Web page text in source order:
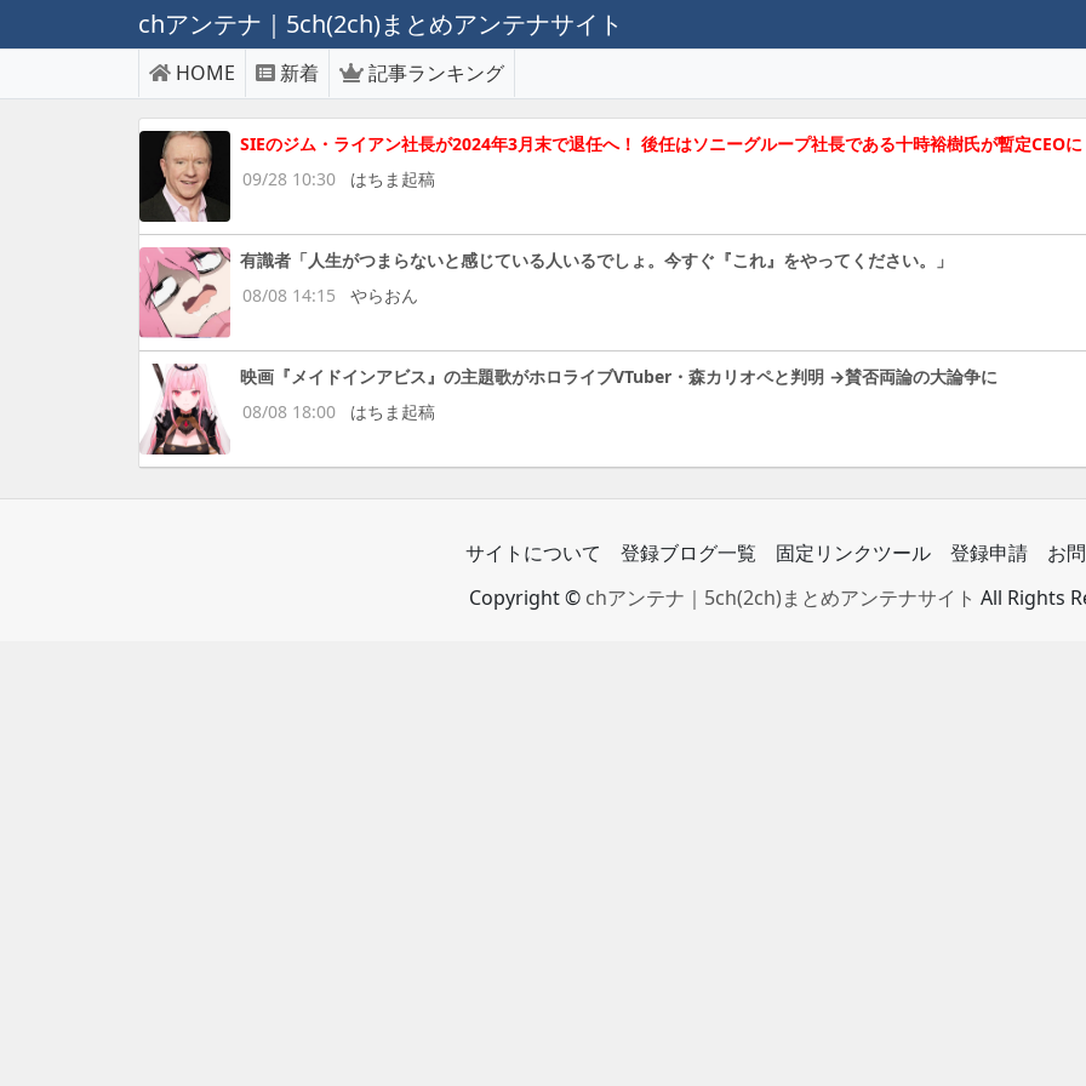
chアンテナ｜5ch(2ch)まとめアンテナサイト
HOME 新着 記事ランキング
SIEのジム・ライアン社長が2024年3月末で退任へ！ 後任はソニーグループ社長である十時裕樹氏が暫定
09/28 10:30
はちま起稿
有識者「人生がつまらないと感じている人いるでしょ。今すぐ『これ』をやってください。」
08/08 14:15
やらおん
映画『メイドインアビス』の主題歌がホロライブVTuber・森カリオペと判明 →賛否両論の大論争に
08/08 18:00
はちま起稿
サイトについて 登録ブログ一覧 固定リンクツール 登録申請
お
Copyright © chアンテナ｜5ch(2ch)まとめアンテナサイト All Rights